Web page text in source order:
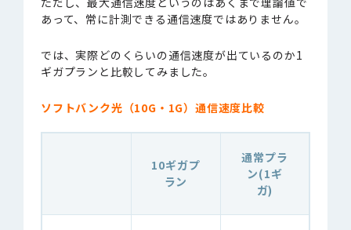
あって、常に計測できる通信速度ではありません。
では、実際どのくらいの通信速度が出ているのか1
ギガプランと比較してみました。
ソフトバンク光（10G・1G）通信速度比較
10ギガプ
ラン
通常プラ
ン(1ギ
ガ)